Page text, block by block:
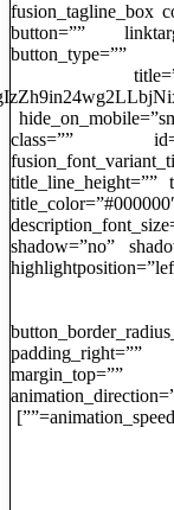
[/
button=””
class=””
title_line_height=””
shadow=”no”
margin_top=””